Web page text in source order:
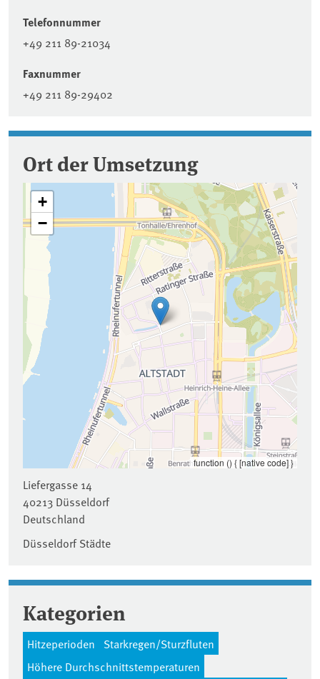
Telefonnummer
+49 211 89-21034
Faxnummer
+49 211 89-29402
Ort der Umsetzung
+
−
function () { [native code] }
Liefergasse 14
40213 Düsseldorf
Deutschland
Düsseldorf Städte
Kategorien
Hitzeperioden
Starkregen/Sturzfluten
Höhere Durchschnittstemperaturen